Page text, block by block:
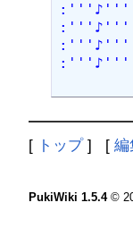
:'''♪''' 風
:'''♪''' ピ
:'''♪''' ロ
:'''♪''' だ
[ トップ] [ 編
PukiWiki 1.5.4©